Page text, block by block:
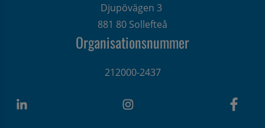
Djupövägen 3
881 80 Sollefteå
Organisationsnummer
212000-2437